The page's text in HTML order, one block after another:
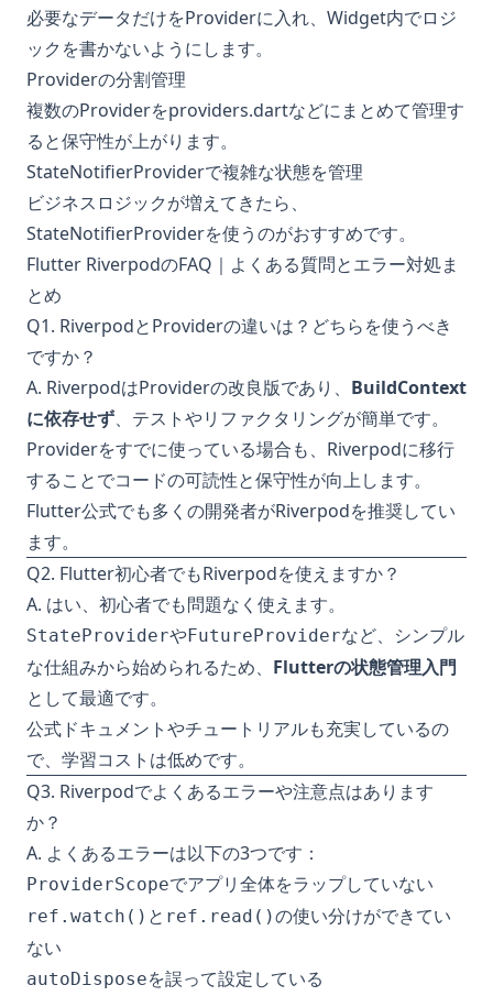
必要なデータだけをProviderに入れ、Widget内でロジ
ックを書かないようにします。
Providerの分割管理
複数のProviderをproviders.dartなどにまとめて管理す
ると保守性が上がります。
StateNotifierProviderで複雑な状態を管理
ビジネスロジックが増えてきたら、
StateNotifierProviderを使うのがおすすめです。
Flutter RiverpodのFAQ｜よくある質問とエラー対処ま
とめ
Q1. RiverpodとProviderの違いは？どちらを使うべき
ですか？
A. RiverpodはProviderの改良版であり、 BuildContext
に依存せず、テストやリファクタリングが簡単です。
Providerをすでに使っている場合も、Riverpodに移行
することでコードの可読性と保守性が向上します。
Flutter公式でも多くの開発者がRiverpodを推奨してい
ます。
Q2. Flutter初心者でもRiverpodを使えますか？
A. はい、初心者でも問題なく使えます。
StateProviderやFutureProviderなど、シンプル
な仕組みから始められるため、 Flutterの状態管理入門
として最適です。
公式ドキュメントやチュートリアルも充実しているの
で、学習コストは低めです。
Q3. Riverpodでよくあるエラーや注意点はあります
か？
A. よくあるエラーは以下の3つです：
ProviderScopeでアプリ全体をラップしていない
ref.watch() と ref.read()の使い分けができてい
ない
autoDisposeを誤って設定している